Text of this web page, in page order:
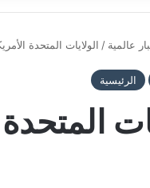
عالمية / الولايات المتحدة
الرئيسية